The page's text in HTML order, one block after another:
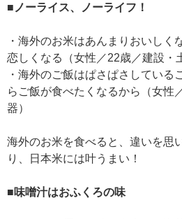
■ノーライス、ノーライフ！
・海外のお米はあんまりおいしく
恋しくなる（女性／22歳／建設・
・海外のご飯はぱさぱさしている
らご飯が食べたくなるから（女性
器）
海外のお米を食べると、違いを思
り、日本米には叶うまい！
■味噌汁はおふくろの味